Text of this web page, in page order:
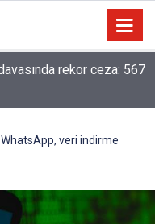
WhatsApp, veri indirme